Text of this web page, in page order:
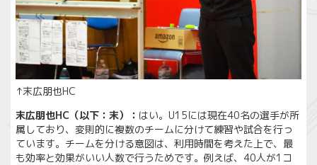
↑末広朋也HC
末広朋也HC（以下：末）： はい。U15には現在40名の選手が所
属しており、変則的に複数のチームに分けて練習や試合を行っ
ています。チームを分ける意図は、利用時間を考えた上で、最
も効率と効果がいい人数で行うためです。例えば、40人が1コ